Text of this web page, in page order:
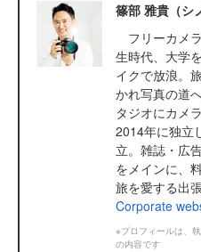
篠部 雅貴（シ
フリーカメ
生時代、大学
イクで放浪。
かれ写真の道
タジオにカメ
2014年に独立
立。雑誌・広
をメインに、
旅を愛する出
Corporate
※プロフィールは、
の内容です